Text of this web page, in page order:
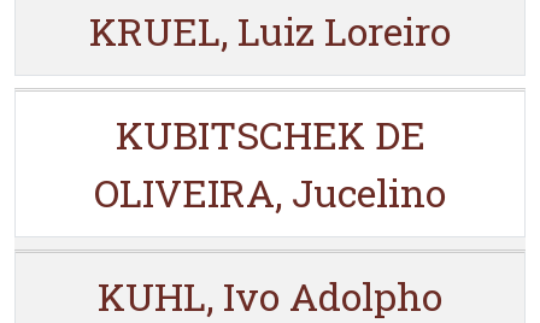
KRUEL, Luiz Loreiro
KUBITSCHEK DE
OLIVEIRA, Jucelino
KUHL, Ivo Adolpho